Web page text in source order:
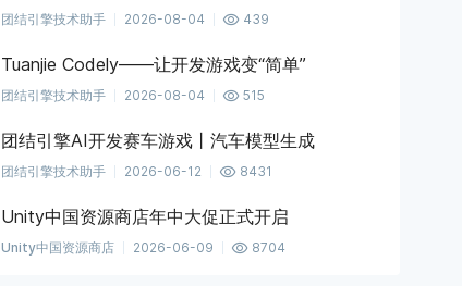
团结引擎技术助手 2026-08-04 439
Tuanjie Codely——让开发游戏变“简单”
团结引擎技术助手 2026-08-04 515
团结引擎AI开发赛车游戏丨汽车模型生成
团结引擎技术助手 2026-06-12 8431
Unity中国资源商店年中大促正式开启
Unity中国资源商店 2026-06-09 8704